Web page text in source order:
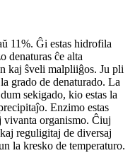
11%. Ĝi estas hidrofila
denaturas ĉe alta
kaj ŝveli malpliiĝos. Ju pli
grado de denaturado. La
sekigado, kio estas la
Enzimo estas
vivanta organismo. Ĉiuj
reguligitaj de diversaj
la kresko de temperaturo.